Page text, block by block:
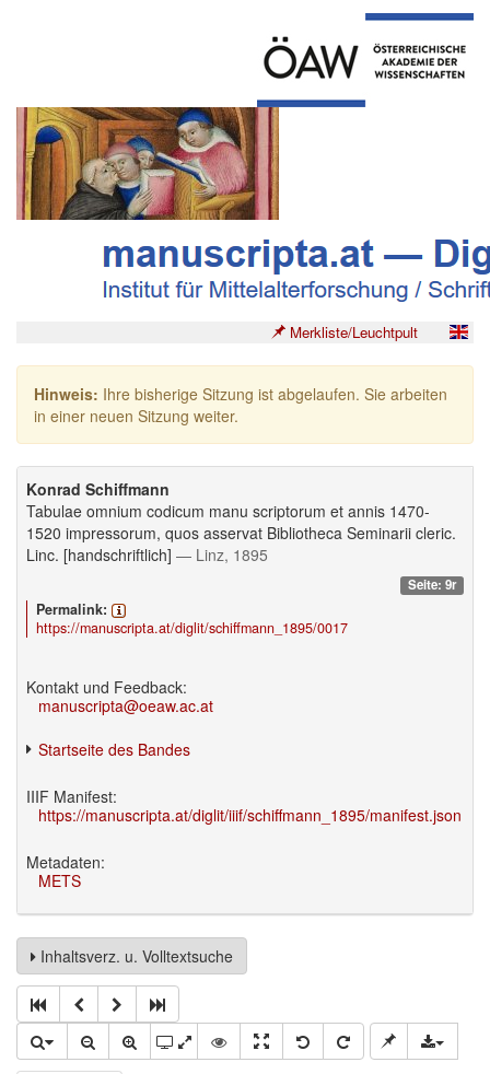
Merkliste/Leuchtpult
Hinweis: Ihre bisherige Sitzung ist abgelaufen. Sie arbeiten
in einer neuen Sitzung weiter.
Konrad Schiffmann
Tabulae omnium codicum manu scriptorum et annis 1470-
1520 impressorum, quos asservat Bibliotheca Seminarii cleric.
Linc. [handschriftlich] — Linz, 1895
Seite: 9r
Permalink:
https://manuscripta.at/diglit/schiffmann_1895/0017
Kontakt und Feedback:
manuscripta@oeaw.ac.at
Startseite des Bandes
IIIF Manifest:
https://manuscripta.at/diglit/iiif/schiffmann_1895/manifest.json
Metadaten:
METS
Inhaltsverz. u. Volltextsuche